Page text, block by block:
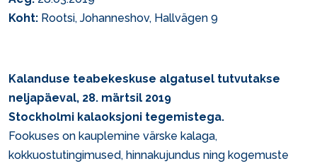
Koht: Rootsi, Johanneshov, Hallvägen 9
Kalanduse teabekeskuse algatusel tutvutakse
neljapäeval, 28. märtsil 2019
Stockholmi kalaoksjoni tegemistega.
Fookuses on kauplemine värske kalaga,
kokkuostutingimused, hinnakujundus ning kogemuste